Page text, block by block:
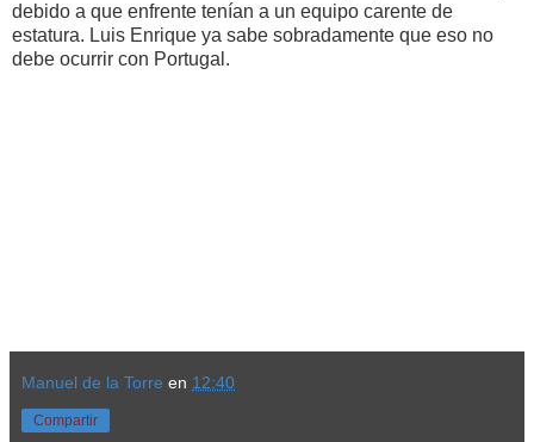
debido a que enfrente tenían a un equipo carente de
estatura. Luis Enrique ya sabe sobradamente que eso no
debe ocurrir con Portugal.
Manuel de la Torre en 12:40
Compartir